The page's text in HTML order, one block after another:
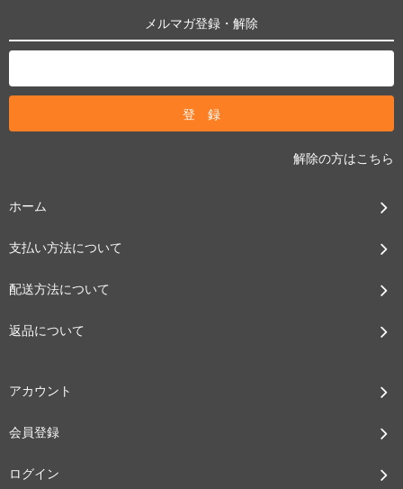
メルマガ登録・解除
解除の方はこちら
ホーム
支払い方法について
配送方法について
返品について
アカウント
会員登録
ログイン